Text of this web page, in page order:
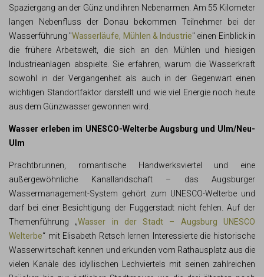
Spaziergang an der Günz und ihren Nebenarmen. Am 55 Kilometer
langen Nebenfluss der Donau bekommen Teilnehmer bei der
Wasserführung "Wasserläufe, Mühlen & Industrie" einen Einblick in
die frühere Arbeitswelt, die sich an den Mühlen und hiesigen
Industrieanlagen abspielte. Sie erfahren, warum die Wasserkraft
sowohl in der Vergangenheit als auch in der Gegenwart einen
wichtigen Standortfaktor darstellt und wie viel Energie noch heute
aus dem Günzwasser gewonnen wird.
Wasser erleben im UNESCO-Welterbe Augsburg und Ulm/Neu-
Ulm
Prachtbrunnen, romantische Handwerksviertel und eine
außergewöhnliche Kanallandschaft – das Augsburger
Wassermanagement-System gehört zum UNESCO-Welterbe und
darf bei einer Besichtigung der Fuggerstadt nicht fehlen. Auf der
Themenführung „Wasser in der Stadt – Augsburg UNESCO
Welterbe“ mit Elisabeth Retsch lernen Interessierte die historische
Wasserwirtschaft kennen und erkunden vom Rathausplatz aus die
vielen Kanäle des idyllischen Lechviertels mit seinen zahlreichen